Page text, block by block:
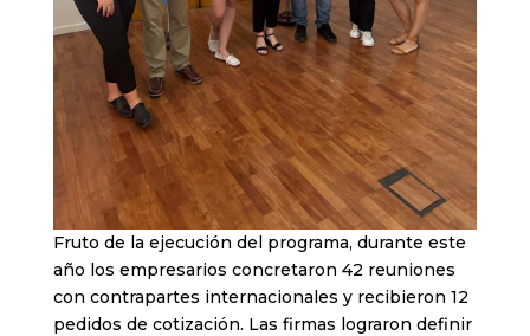
Fruto de la ejecución del programa, durante este
año los empresarios concretaron 42 reuniones
con contrapartes internacionales y recibieron 12
pedidos de cotización. Las firmas lograron definir